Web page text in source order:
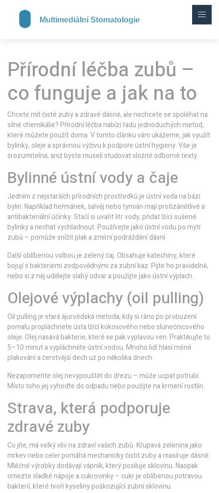
Přírodní léčba zubů –
co funguje a jak na to
Chcete mít čisté zuby a zdravé dásně, ale nechcete se spoléhat na
silné chemikálie? Přírodní léčba nabízí řadu jednoduchých metod,
které můžete použít doma. V tomto článku vám ukážeme, jak využít
bylinky, oleje a správnou výživu k podpoře ústní hygieny. Vše je
srozumitelně, aniž byste museli studovat složité odborné texty.
Bylinné ústní vody a čaje
Jedním z nejstarších přírodních prostředků je ústní voda na bázi
bylin. Například heřmánek, šalvěj nebo tymián mají protizánětlivé a
antibakteriální účinky. Stačí si uvařit litr vody, přidat lžíci sušené
bylinky a nechat vychladnout. Používejte jako ústní vodu po mytí
zubů – pomůže snížit plak a zmírní podráždění dásní.
Další oblíbenou volbou je zelený čaj. Obsahuje katechiny, které
bojují s bakteriemi zodpovědnými za zubní kaz. Pijte ho pravidelně,
nebo si z něj udělejte slabý odvar a použijte jako ústní výplach.
Olejové výplachy (oil pulling)
Oil pulling je stará ájurvédská metoda, kdy si ráno po probuzení
pomalu propláchnete ústa lžící kokosového nebo slunečnicového
oleje. Olej nasává bakterie, které se pak vyplavou ven. Praktikujte to
5–10 minut a vypláchněte ústní vodou. Mnoho lidí hlásí méně
plakování a čerstvější dech už po několika dnech.
Nezapomeňte olej nevypouštět do dřezu – může ucpat potrubí.
Místo toho jej vyhoďte do odpadu nebo použijte na krmení rostlin.
Strava, která podporuje
zdravé zuby
Co jíte, má velký vliv na zdraví vašich zubů. Křupavá zelenina jako
mrkev nebo celer pomáhá mechanicky čistit zuby a masíruje dásně.
Mléčné výrobky dodávají vápník, který posiluje sklovinu. Naopak
omezte sladké nápoje a cukrovinky – cukr je oblíbenou potravou
bakterií, které tvoří kyseliny poškozující zubní sklovinu.